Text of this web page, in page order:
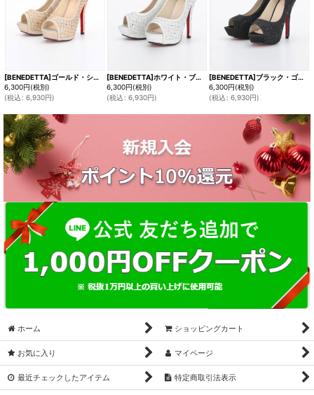
[BENEDETTA]ゴールド・シルバー・ホワイト・ブラック・オープントゥ・ビジュー・前厚・12.5cmヒール・ハイヒール・パンプス[即日発送]
6,300円(税別)
(税込 : 6,930円)
[BENEDETTA]ホワイト・ブラック・ゴールド・シルバー・オープントゥ・ビジュー・前厚・12.5cmヒール・ハイヒール・パンプス[即日発送]
6,300円(税別)
(税込 : 6,930円)
[BENEDETTA]ブラック・ゴールド・シルバー・ホワイト・オープントゥ・ビジュー・前厚・12.5cmヒール・ハイヒール・パンプス[即日発送]
6,300円(税別)
(税込 : 6,930円)
ホーム ショッピングカート
お気に入り マイページ
最近チェックしたアイテム 特定商取引法表示